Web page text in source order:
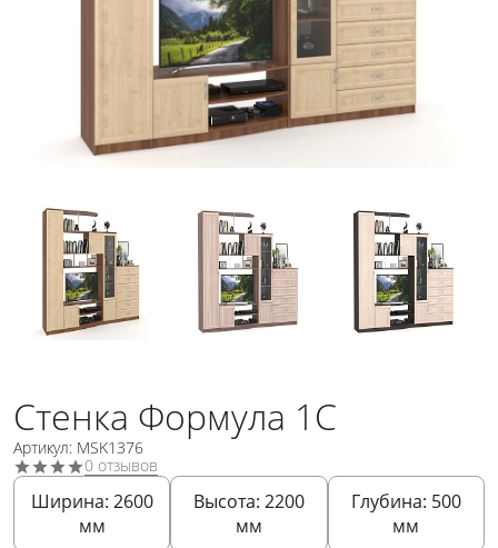
Стенка Формула 1С
Артикул: MSK1376
0 отзывов
Ширина: 2600
мм
Высота: 2200
мм
Глубина: 500
мм